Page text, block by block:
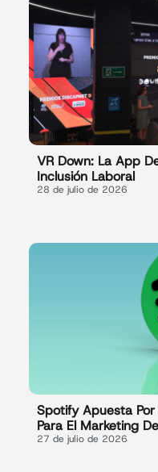
VR Down: La App
Inclusión Laboral
28 de julio de 2026
Spotify Apuesta Por
Para El Marketing
27 de julio de 2026